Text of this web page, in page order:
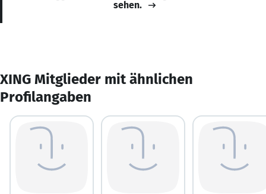
sehen.
XING Mitglieder mit ähnlichen
Profilangaben